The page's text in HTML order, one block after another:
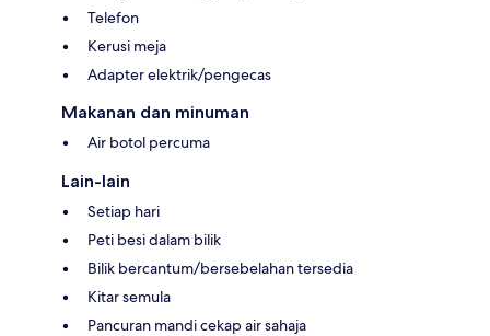
Telefon
Kerusi meja
Adapter elektrik/pengecas
Makanan dan minuman
Air botol percuma
Lain-lain
Setiap hari
Peti besi dalam bilik
Bilik bercantum/bersebelahan tersedia
Kitar semula
Pancuran mandi cekap air sahaja